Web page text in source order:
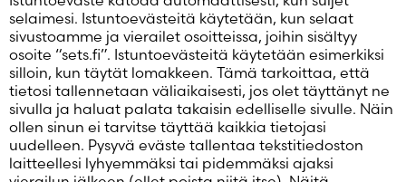
selaimesi. Istuntoevästeitä käytetään, kun selaat
sivustoamme ja vierailet osoitteissa, joihin sisältyy
osoite “sets.fi”. Istuntoevästeitä käytetään esimerkiksi
silloin, kun täytät lomakkeen. Tämä tarkoittaa, että
tietosi tallennetaan väliaikaisesti, jos olet täyttänyt ne
sivulla ja haluat palata takaisin edelliselle sivulle. Näin
ollen sinun ei tarvitse täyttää kaikkia tietojasi
uudelleen. Pysyvä eväste tallentaa tekstitiedoston
laitteellesi lyhyemmäksi tai pidemmäksi ajaksi